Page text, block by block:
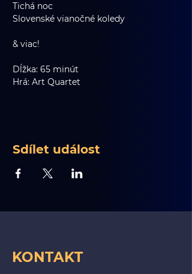
Tichá noc
Slovenské vianočné koledy
& viac!
Dĺžka: 65 minút
Hrá: Art Quartet
Sdílet událost
KONTAKT